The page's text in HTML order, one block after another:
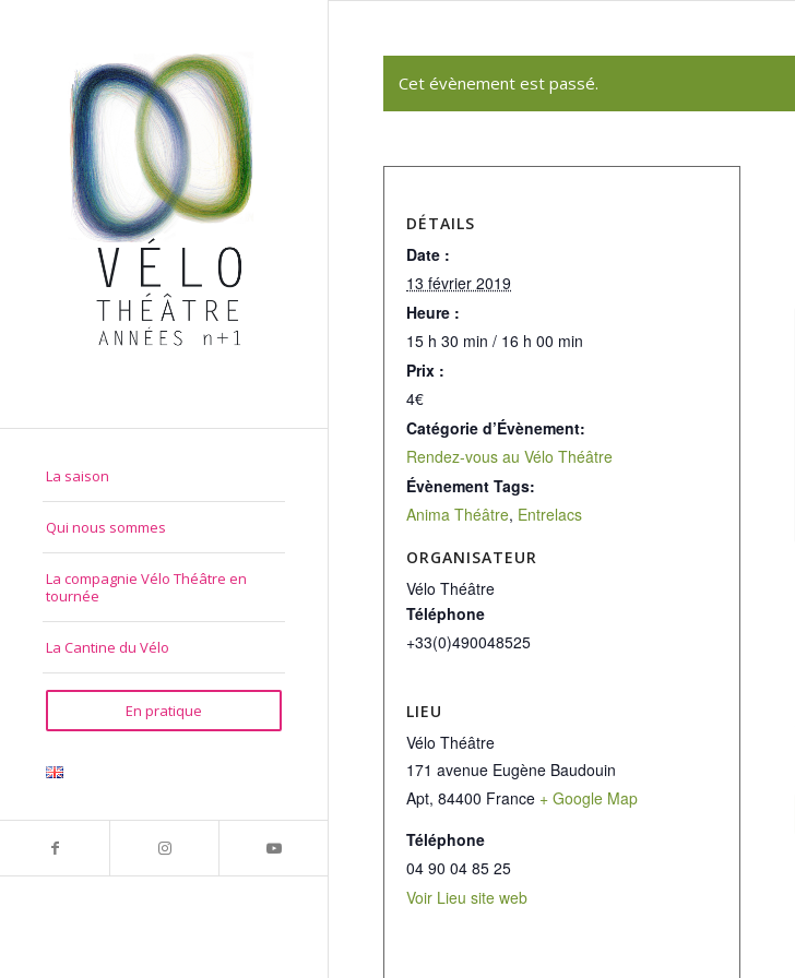
La saison
Qui nous sommes
La compagnie Vélo Théâtre en
tournée
La Cantine du Vélo
En pratique
Cet évènement est passé.
DÉTAILS
Date :
13 février 2019
Heure :
15 h 30 min / 16 h 00 min
Prix :
4€
Catégorie d’Évènement:
Rendez-vous au Vélo Théâtre
Évènement Tags:
Anima Théâtre, Entrelacs
ORGANISATEUR
Vélo Théâtre
Téléphone
+33(0)490048525
LIEU
Vélo Théâtre
171 avenue Eugène Baudouin
Apt, 84400 France + Google Map
Téléphone
04 90 04 85 25
Voir Lieu site web